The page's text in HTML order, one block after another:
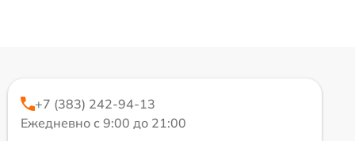
+7 (383) 242-94-13
Ежедневно с 9:00 до 21:00